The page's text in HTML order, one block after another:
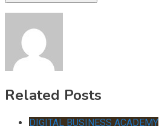
Related Posts
DIGITAL BUSINESS ACADEMY